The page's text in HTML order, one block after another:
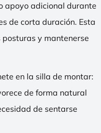
apoyo adicional durante
de corta duración. Esta
y mantenerse
en la silla de montar:
de forma natural
de sentarse